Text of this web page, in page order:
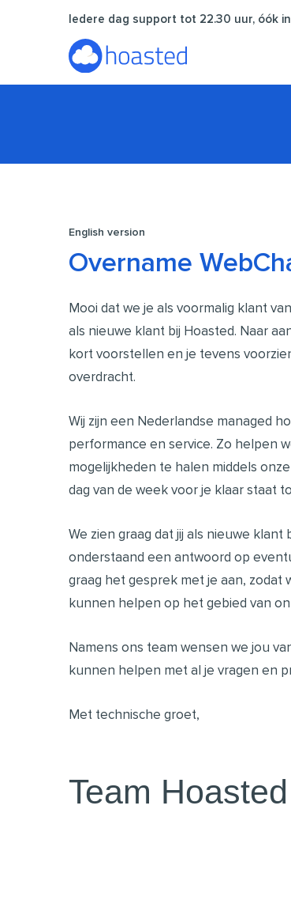
Iedere dag support tot 22.30 uur, óók
English version
Overname
Mooi dat we je als voormalig klant
als nieuwe klant bij Hoasted. Naar
kort voorstellen en je tevens
overdracht.
Wij zijn een Nederlandse managed
performance en service. Zo helpen
mogelijkheden te halen middels
dag van de week voor je klaar staat
We zien graag dat jij als nieuwe
onderstaand een antwoord op
graag het gesprek met je aan,
kunnen helpen op het gebied van
Namens ons team wensen we jou
kunnen helpen met al je vragen en
Met technische groet,
Team Hoasted